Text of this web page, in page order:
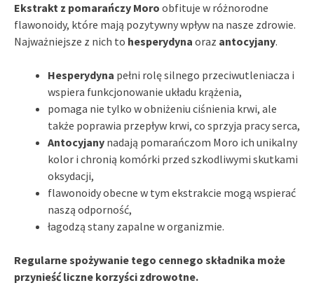
Ekstrakt z pomarańczy Moro obfituje w różnorodne
flawonoidy, które mają pozytywny wpływ na nasze zdrowie.
Najważniejsze z nich to hesperydyna oraz antocyjany.
Hesperydyna pełni rolę silnego przeciwutleniacza i
wspiera funkcjonowanie układu krążenia,
pomaga nie tylko w obniżeniu ciśnienia krwi, ale
także poprawia przepływ krwi, co sprzyja pracy serca,
Antocyjany nadają pomarańczom Moro ich unikalny
kolor i chronią komórki przed szkodliwymi skutkami
oksydacji,
flawonoidy obecne w tym ekstrakcie mogą wspierać
naszą odporność,
łagodzą stany zapalne w organizmie.
Regularne spożywanie tego cennego składnika może
przynieść liczne korzyści zdrowotne.